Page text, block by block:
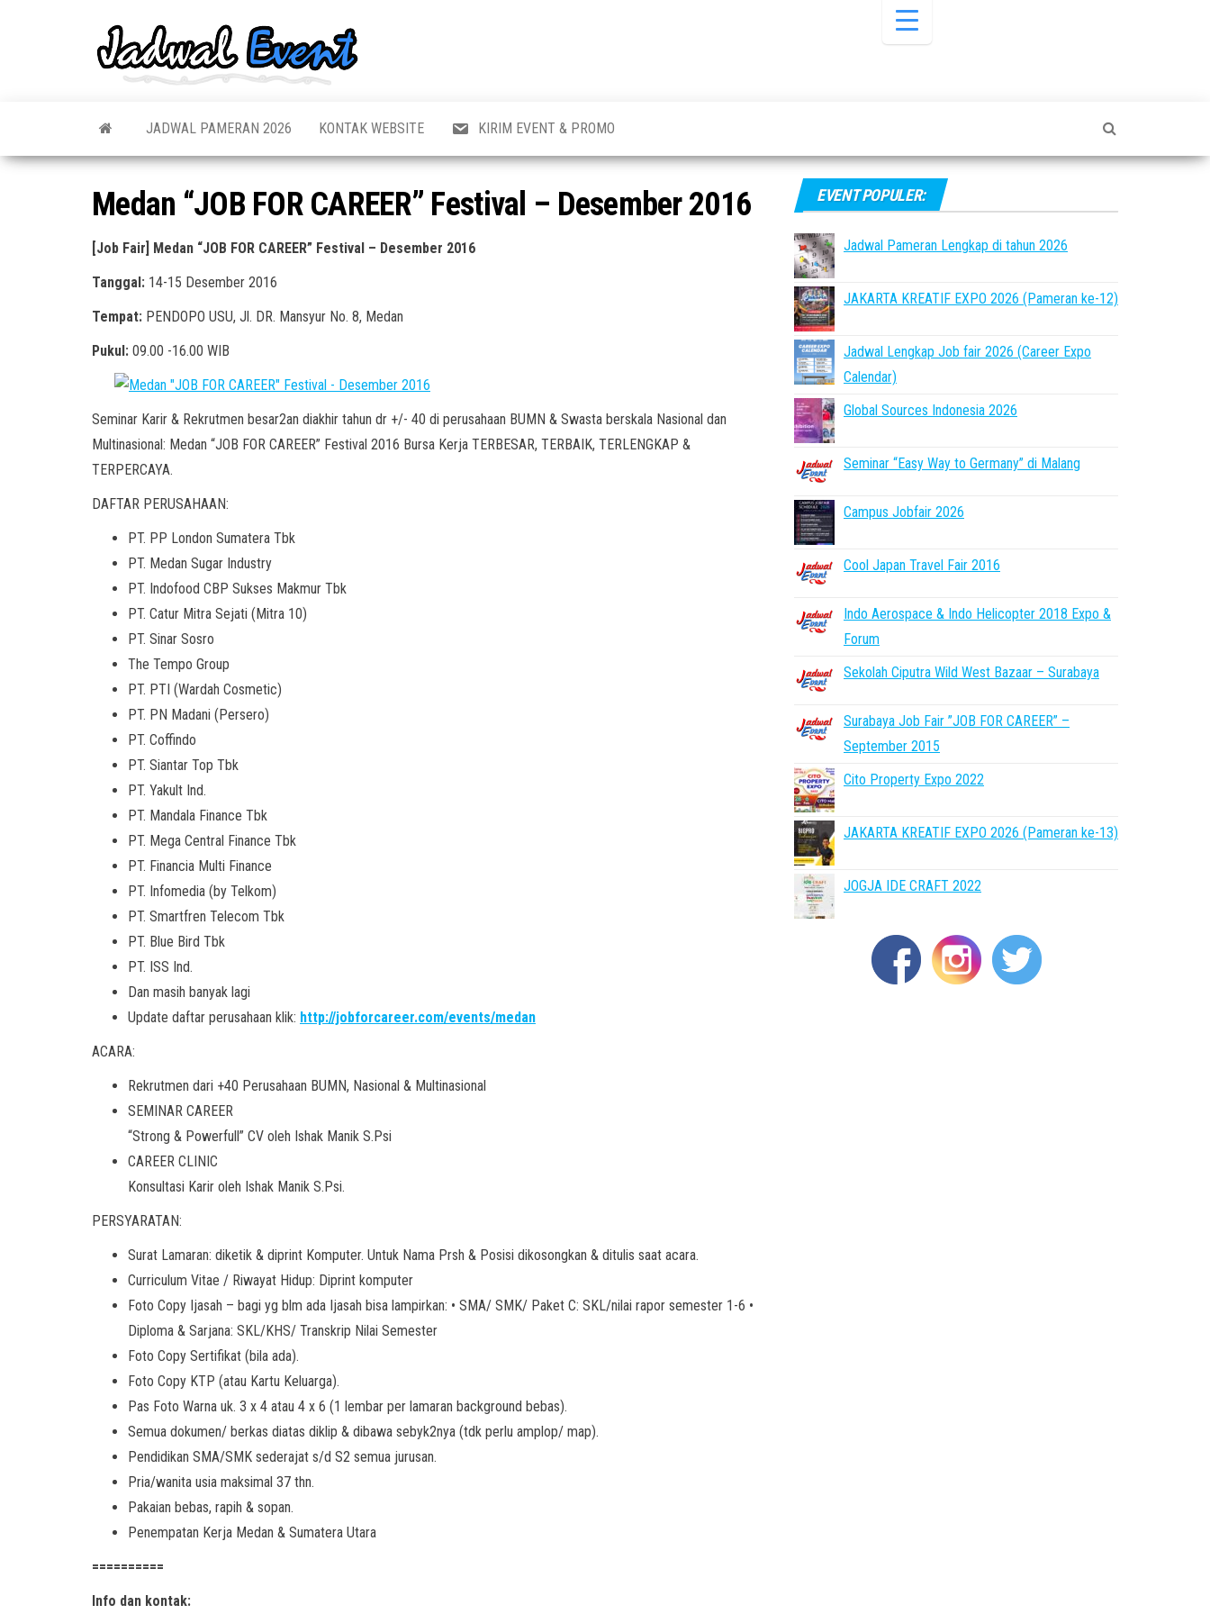
Pameran,
Acara &
Terbaru
Seminar,
Bazaar,
Job Fair,
Lomba dll.
JADWAL PAMERAN 2026 KONTAK WEBSITE KIRIM EVENT & PROMO
Medan “JOB FOR CAREER” Festival – Desember 2016
[Job Fair] Medan “JOB FOR CAREER” Festival – Desember 2016
Tanggal: 14-15 Desember 2016
Tempat: PENDOPO USU, Jl. DR. Mansyur No. 8, Medan
Pukul: 09.00 -16.00 WIB
Seminar Karir & Rekrutmen besar2an diakhir tahun dr +/- 40 di perusahaan BUMN & Swasta berskala Nasional dan
Multinasional: Medan “JOB FOR CAREER” Festival 2016 Bursa Kerja TERBESAR, TERBAIK, TERLENGKAP &
TERPERCAYA.
DAFTAR PERUSAHAAN:
PT. PP London Sumatera Tbk
PT. Medan Sugar Industry
PT. Indofood CBP Sukses Makmur Tbk
PT. Catur Mitra Sejati (Mitra 10)
PT. Sinar Sosro
The Tempo Group
PT. PTI (Wardah Cosmetic)
PT. PN Madani (Persero)
PT. Coffindo
PT. Siantar Top Tbk
PT. Yakult Ind.
PT. Mandala Finance Tbk
PT. Mega Central Finance Tbk
PT. Financia Multi Finance
PT. Infomedia (by Telkom)
PT. Smartfren Telecom Tbk
PT. Blue Bird Tbk
PT. ISS Ind.
Dan masih banyak lagi
Update daftar perusahaan klik: http://jobforcareer.com/events/medan
ACARA:
Rekrutmen dari +40 Perusahaan BUMN, Nasional & Multinasional
SEMINAR CAREER
“Strong & Powerfull” CV oleh Ishak Manik S.Psi
CAREER CLINIC
Konsultasi Karir oleh Ishak Manik S.Psi.
PERSYARATAN:
Surat Lamaran: diketik & diprint Komputer. Untuk Nama Prsh & Posisi dikosongkan & ditulis saat acara.
Curriculum Vitae / Riwayat Hidup: Diprint komputer
Foto Copy Ijasah – bagi yg blm ada Ijasah bisa lampirkan: • SMA/ SMK/ Paket C: SKL/nilai rapor semester 1-6 •
Diploma & Sarjana: SKL/KHS/ Transkrip Nilai Semester
Foto Copy Sertifikat (bila ada).
Foto Copy KTP (atau Kartu Keluarga).
Pas Foto Warna uk. 3 x 4 atau 4 x 6 (1 lembar per lamaran background bebas).
Semua dokumen/ berkas diatas diklip & dibawa sebyk2nya (tdk perlu amplop/ map).
Pendidikan SMA/SMK sederajat s/d S2 semua jurusan.
Pria/wanita usia maksimal 37 thn.
Pakaian bebas, rapih & sopan.
Penempatan Kerja Medan & Sumatera Utara
==========
Info dan kontak:
EVENT POPULER:
Jadwal Pameran Lengkap di tahun 2026
JAKARTA KREATIF EXPO 2026 (Pameran ke-12)
Jadwal Lengkap Job fair 2026 (Career Expo
Calendar)
Global Sources Indonesia 2026
Seminar “Easy Way to Germany” di Malang
Campus Jobfair 2026
Cool Japan Travel Fair 2016
Indo Aerospace & Indo Helicopter 2018 Expo &
Forum
Sekolah Ciputra Wild West Bazaar – Surabaya
Surabaya Job Fair ”JOB FOR CAREER” –
September 2015
Cito Property Expo 2022
JAKARTA KREATIF EXPO 2026 (Pameran ke-13)
JOGJA IDE CRAFT 2022